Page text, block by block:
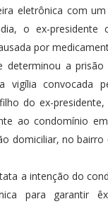
eletrônica com
o ex-
por
determinou a prisão
vigília convocada
do ex-
ao condomínio
domiciliar, no bairro
a intenção do
para garantir